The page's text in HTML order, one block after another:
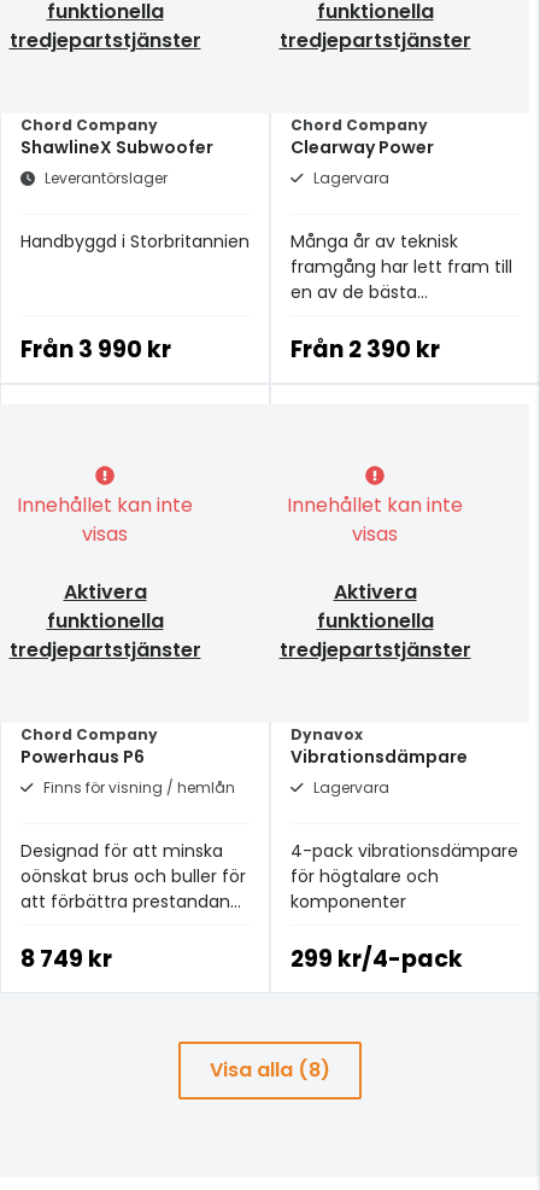
funktionella
tredjepartstjänster
Chord Company
ShawlineX Subwoofer
Leverantörslager
Handbyggd i Storbritannien
Från3 990 kr
funktionella
tredjepartstjänster
Chord Company
Clearway Power
Lagervara
Många år av teknisk
framgång har lett fram till
en av de bästa
prisklassen.
Från2 390 kr
Innehållet kan inte
visas
Aktivera
funktionella
tredjepartstjänster
Chord Company
Powerhaus P6
Finns för visning / hemlån
Designad för att minska
oönskat brus och buller för
att förbättra prestandan
8 749 kr
Innehållet kan inte
visas
Aktivera
funktionella
tredjepartstjänster
Dynavox
Vibrationsdämpare
Lagervara
4-pack vibrationsdämpare
för högtalare och
komponenter
299 kr/4-pack
Visa alla (8)